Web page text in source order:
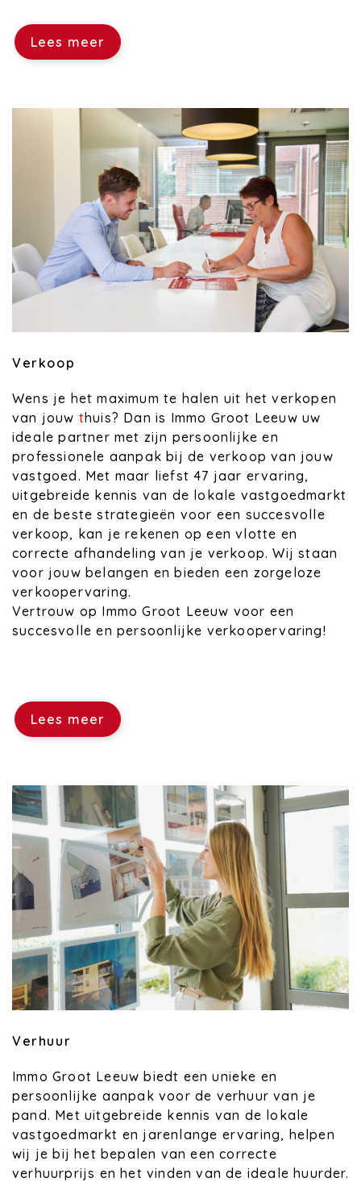
Lees meer
Verkoop
Wens je het maximum te halen uit het verkopen
van jouw thuis? Dan is Immo Groot Leeuw uw
ideale partner met zijn persoonlijke en
professionele aanpak bij de verkoop van jouw
vastgoed. Met maar liefst 47 jaar ervaring,
uitgebreide kennis van de lokale vastgoedmarkt
en de beste strategieën voor een succesvolle
verkoop, kan je rekenen op een vlotte en
correcte afhandeling van je verkoop. Wij staan
voor jouw belangen en bieden een zorgeloze
verkoopervaring.
Vertrouw op Immo Groot Leeuw voor een
succesvolle en persoonlijke verkoopervaring!
Lees meer
Verhuur
Immo Groot Leeuw biedt een unieke en
persoonlijke aanpak voor de verhuur van je
pand. Met uitgebreide kennis van de lokale
vastgoedmarkt en jarenlange ervaring, helpen
wij je bij het bepalen van een correcte
verhuurprijs en het vinden van de ideale huurder.